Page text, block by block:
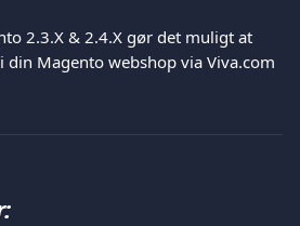
2.3.X & 2.4.X gør det muligt at
Magento webshop via Viva.com